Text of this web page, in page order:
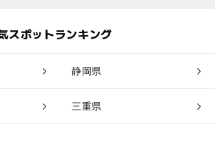
スポットランキング
静岡県
三重県